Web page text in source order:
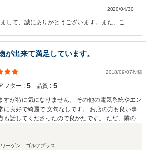
2020/04/30
して、誠にありがとうございます。また、この
何よりも私共の励みになります。今後より一層
いと思っております。またぜひお気軽にお立ち
ともどうぞ宜しくお願い致します。
が出来て満足しています。
2018/09/07投稿
フター : 5 品質 : 5
すが特に気になりません。 その他の電気系統やエン
に良好で綺麗で 文句なしです。 お店の方も良い事
も話してくださったので良かたです。 ただ、隣の兵
しに行くのが難しいので残念です、 非常に交換が持
す。
ワーゲン ゴルフプラス